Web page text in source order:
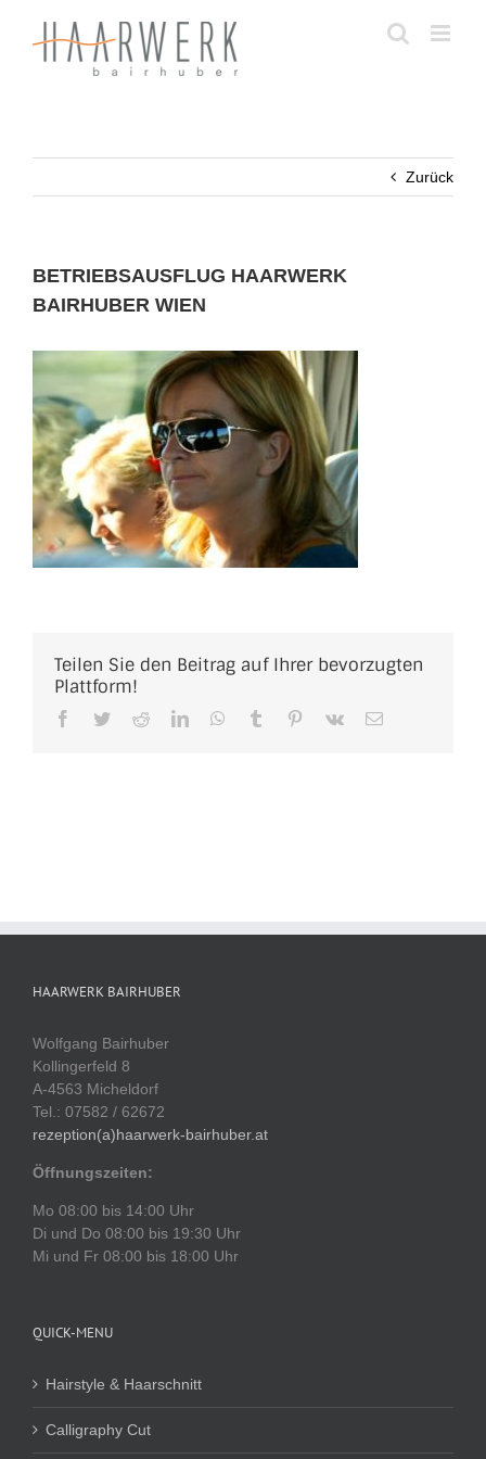
Zurück
BETRIEBSAUSFLUG HAARWERK
BAIRHUBER WIEN
Teilen Sie den Beitrag auf Ihrer bevorzugten
Plattform!
Facebook
TwitterRedditLinkedInWhatsApp
Tumblr Pinterest
Vk
E-
HAARWERK BAIRHUBER
Wolfgang Bairhuber
Kollingerfeld 8
A-4563 Micheldorf
Tel.: 07582 / 62672
rezeption(a)haarwerk-bairhuber.at
Öffnungszeiten:
Mo 08:00 bis 14:00 Uhr
Di und Do 08:00 bis 19:30 Uhr
Mi und Fr 08:00 bis 18:00 Uhr
QUICK-MENU
Hairstyle & Haarschnitt
Calligraphy Cut